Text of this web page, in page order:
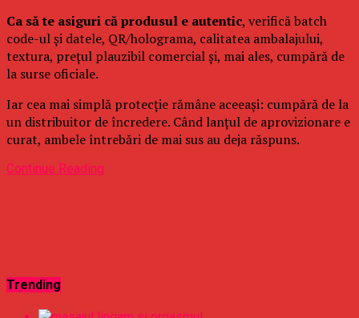
Ca să te asiguri că produsul e autentic, verifică batch
code-ul și datele, QR/holograma, calitatea ambalajului,
textura, prețul plauzibil comercial și, mai ales, cumpără de
la surse oficiale.
Iar cea mai simplă protecție rămâne aceeași: cumpără de la
un distribuitor de încredere. Când lanțul de aprovizionare e
curat, ambele întrebări de mai sus au deja răspuns.
Continue Reading
Trending